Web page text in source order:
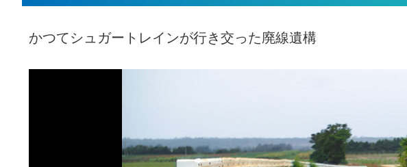
かつてシュガートレインが行き交った廃線遺構